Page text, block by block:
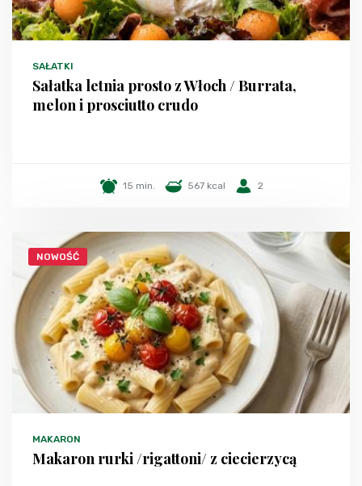
SAŁATKI
Sałatka letnia prosto z Włoch / Burrata,
melon i prosciutto crudo
15 min. 567 kcal 2
NOWOŚĆ
MAKARON
Makaron rurki /rigattoni/ z ciecierzycą